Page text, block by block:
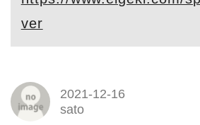
ver
2021-12-16
sato